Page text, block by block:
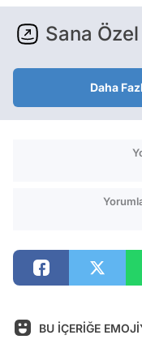
Sana
Daha
BU İÇERİĞE